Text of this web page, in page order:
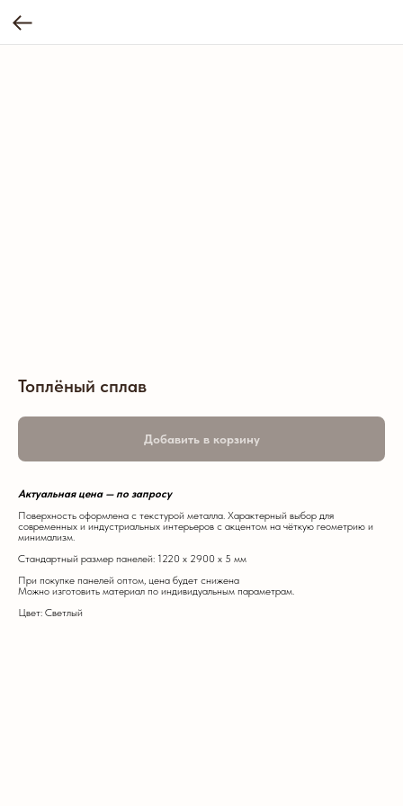
Топлёный сплав
Добавить в корзину
Актуальная цена — по запросу
Поверхность оформлена с текстурой металла. Характерный выбор для
современных и индустриальных интерьеров с акцентом на чёткую геометрию и
минимализм.
Стандартный размер панелей: 1220 х 2900 х 5 мм
При покупке панелей оптом, цена будет снижена
Можно изготовить материал по индивидуальным параметрам.
Цвет: Светлый